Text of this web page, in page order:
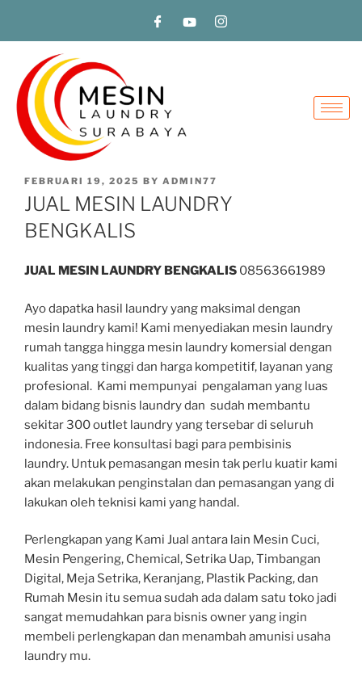
FEBRUARI 19, 2025 BY ADMIN77
JUAL MESIN LAUNDRY
BENGKALIS
JUAL MESIN LAUNDRY BENGKALIS 08563661989
Ayo dapatka hasil laundry yang maksimal dengan
mesin laundry kami! Kami menyediakan mesin laundry
rumah tangga hingga mesin laundry komersial dengan
kualitas yang tinggi dan harga kompetitif, layanan yang
profesional. Kami mempunyai pengalaman yang luas
dalam bidang bisnis laundry dan sudah membantu
sekitar 300 outlet laundry yang tersebar di seluruh
indonesia. Free konsultasi bagi para pembisinis
laundry. Untuk pemasangan mesin tak perlu kuatir kami
akan melakukan penginstalan dan pemasangan yang di
lakukan oleh teknisi kami yang handal.
Perlengkapan yang Kami Jual antara lain Mesin Cuci,
Mesin Pengering, Chemical, Setrika Uap, Timbangan
Digital, Meja Setrika, Keranjang, Plastik Packing, dan
Rumah Mesin itu semua sudah ada dalam satu toko jadi
sangat memudahkan para bisnis owner yang ingin
membeli perlengkapan dan menambah amunisi usaha
laundry mu.